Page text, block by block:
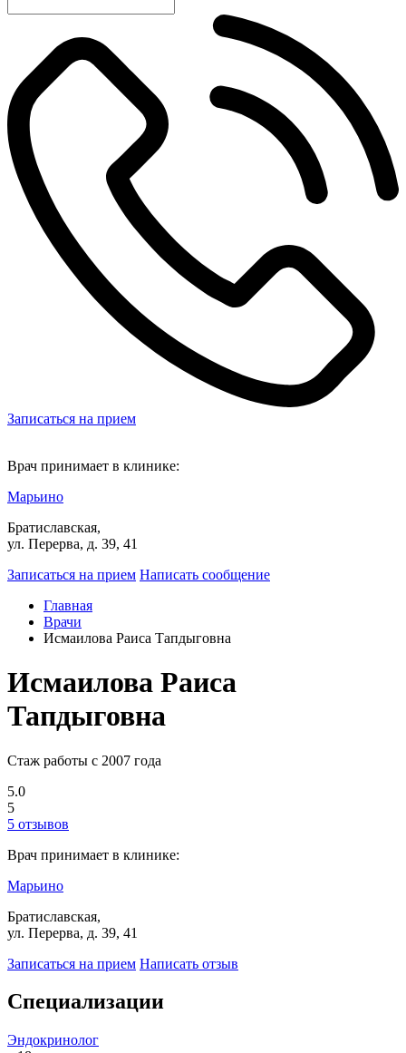
Записаться на прием
Врач принимает в клинике:
Марьино
Братиславская,
ул. Перерва, д. 39, 41
Записаться на прием Написать сообщение
Главная
Врачи
Исмаилова Раиса Тапдыговна
Исмаилова Раиса
Тапдыговна
Стаж работы с 2007 года
5.0
5
5 отзывов
Врач принимает в клинике:
Марьино
Братиславская,
ул. Перерва, д. 39, 41
Записаться на прием Написать отзыв
Специализации
Эндокринолог